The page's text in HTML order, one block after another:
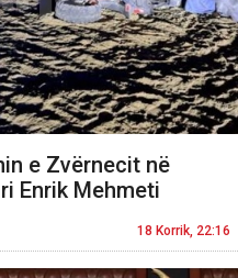
e Zvërnecit në
Enrik Mehmeti
18 Korrik, 22:16